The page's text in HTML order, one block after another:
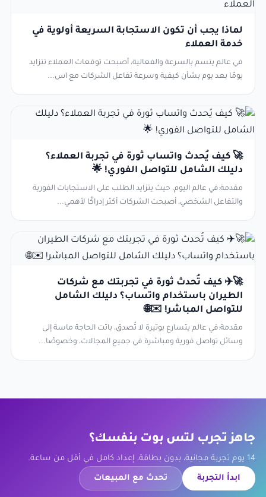
لماذا يجب أن تكون الاستجابة السريعة أولوية في
خدمة العملاء
في عالم يتسم بالسرعة والفعالية، أصبحت توقعات العملاء تتزايد
يومًا بعد يوم بشأن كيفية وسرعة تفاعل الشركات مع اس...
🚀 كيف يُحدث واتساب ثورة في تجربة العملاء؟
دليلك الشامل للتواصل الفوري! 🌟
مقدمة:في عالم اليوم، حيث يتزايد الطلب على الاستجابات الفورية
والتفاعل الشخصي، أصبحت الشركات أكثر إدراكًا لأهمي...
🚀✈️ كيف تُحدث ثورة في تجربتك مع شركات
الطيران باستخدام واتساب؟ دليلك الشامل
للتواصل المباشر! ✉️🌐
مقدمة:في عالم يتسارع بوتيرة لا تُصدق، باتت الحاجة ماسة إلى
وسائل تواصل فورية ومباشرة في جميع المجالات، وخصوصًا...
جاهز تجرب لتس بوت بنفسك؟
14 يوم تجربة مجانية، بدون بطاقة، إعداد كامل في أقل من ساعة.
ابدأ التجربة تحدث مع المبيعات